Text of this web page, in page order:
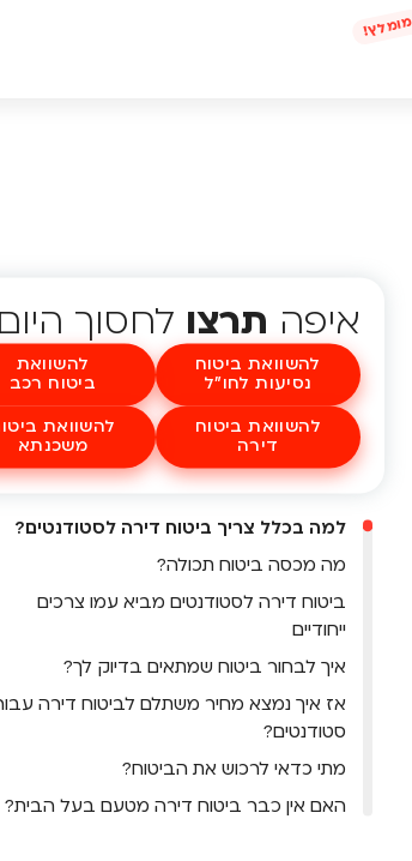
איפה תרצו לחסוך
להשוואת ביטוח
נסיעות לחו"ל
להשוואת
ביטוח רכב
להשוואת ביטוח
דירה
להשוואת
משכנתא
למה בכלל צריך ביטוח דירה לסטודנטים?
מה מכסה ביטוח תכולה?
ביטוח דירה לסטודנטים מביא עמו צרכים
ייחודיים
איך לבחור ביטוח שמתאים בדיוק לך?
אז איך נמצא מחיר משתלם לביטוח דירה
סטודנטים?
מתי כדאי לרכוש את הביטוח?
האם אין כבר ביטוח דירה מטעם בעל הבית?